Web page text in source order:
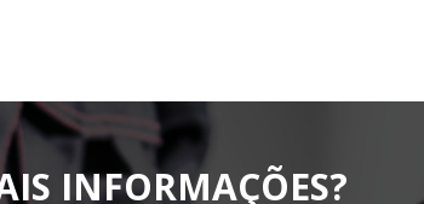
INFORMAÇÕES?